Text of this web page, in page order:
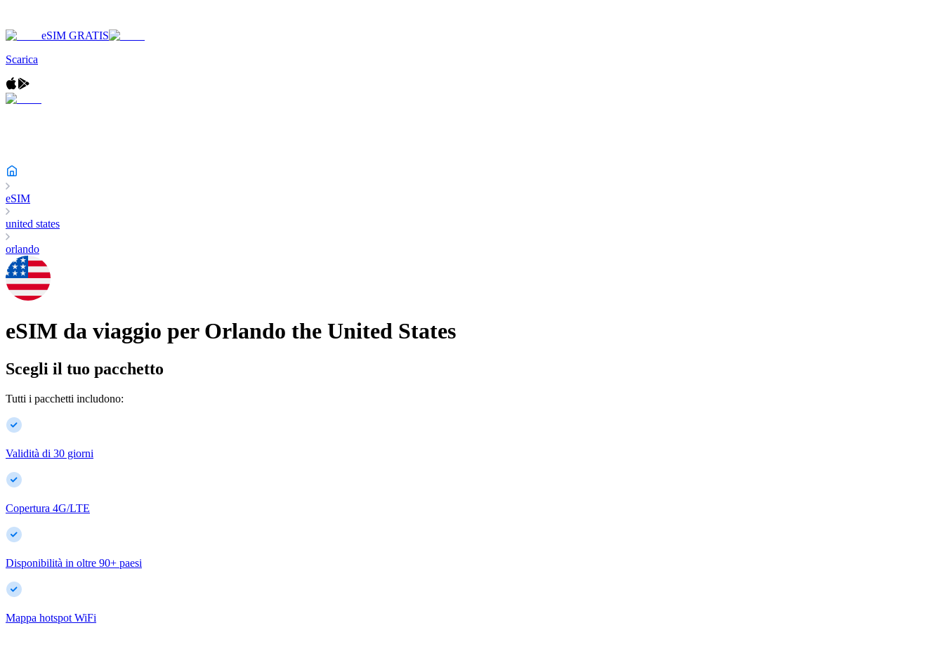
eSIM GRATIS
Scarica
eSIM
united states
orlando
eSIM da viaggio per Orlando the United States
Scegli il tuo pacchetto
Tutti i pacchetti includono:
Validità di 30 giorni
Copertura 4G/LTE
Disponibilità in oltre 90+ paesi
Mappa hotspot WiFi